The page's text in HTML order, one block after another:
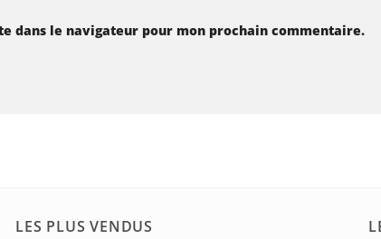
dans le navigateur pour mon prochain commentaire.
LES PLUS VENDUS